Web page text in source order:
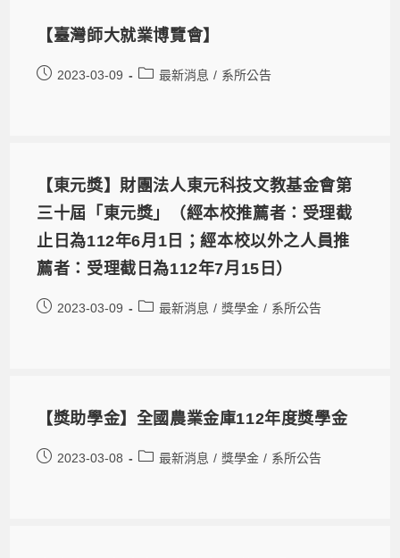
【臺灣師大就業博覽會】
2023-03-09 最新消息 / 系所公告
【東元獎】財團法人東元科技文教基金會第
三十屆「東元獎」（經本校推薦者：受理截
止日為112年6月1日；經本校以外之人員推
薦者：受理截日為112年7月15日）
2023-03-09 最新消息 / 獎學金 / 系所公告
【獎助學金】全國農業金庫112年度獎學金
2023-03-08 最新消息 / 獎學金 / 系所公告